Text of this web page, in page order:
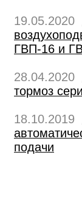
19.05.2020
ГВП-16 и
28.04.2020
тормоз
18.10.2019
подачи